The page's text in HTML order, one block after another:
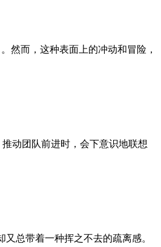
然而，这种表面上的冲动和冒险，
动团队前进时，会下意识地联想
总带着一种挥之不去的疏离感。